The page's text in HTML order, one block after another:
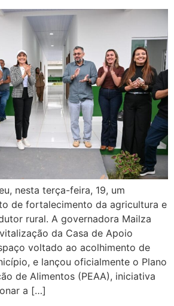
nesta terça-feira, 19, um
de fortalecimento da agricultura e
rural. A governadora Mailza
da Casa de Apoio
voltado ao acolhimento de
e lançou oficialmente o Plano
de Alimentos (PEAA), iniciativa
a […]